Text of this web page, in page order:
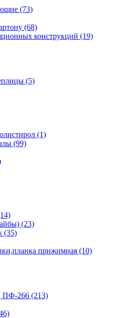
(73)
(68)
конструкций (19)
(5)
(1)
(99)
(23)
(35)
прижимная (10)
ПФ-266 (213)